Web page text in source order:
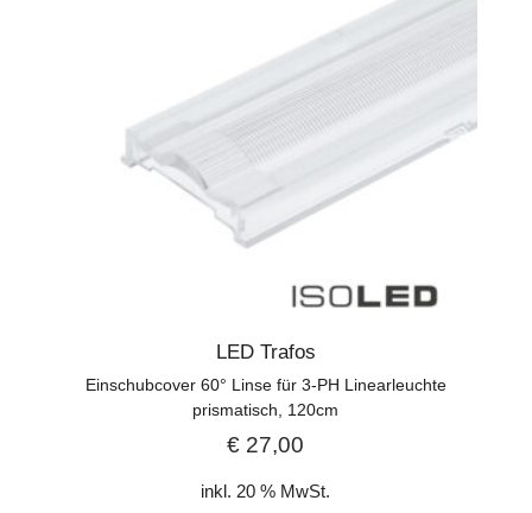
LED Trafos
Einschubcover 60° Linse für 3-PH Linearleuchte
prismatisch, 120cm
€ 27,00
inkl. 20 % MwSt.